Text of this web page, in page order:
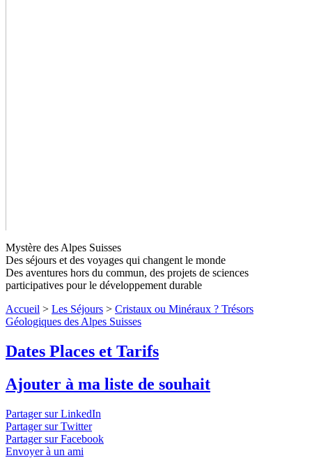
Cristaux ou Minéraux ? Trésors
Géologiques des Alpes Suisses
Venez percer les mystères de notre belle planète Terre en vous
mettant dans la peau d'un géologue pour enquêter sur l'origine
des Alpes.↓ Lire le descriptif détaillé plus bas ↓
Mystère des Alpes Suisses
Des séjours et des voyages qui changent le monde
Des aventures hors du commun, des projets de sciences
participatives pour le développement durable
Accueil > Les Séjours > Cristaux ou Minéraux ? Trésors
Géologiques des Alpes Suisses
Dates Places et Tarifs
Ajouter à ma liste de souhait
Partager sur LinkedIn
Partager sur Twitter
Partager sur Facebook
Envoyer à un ami